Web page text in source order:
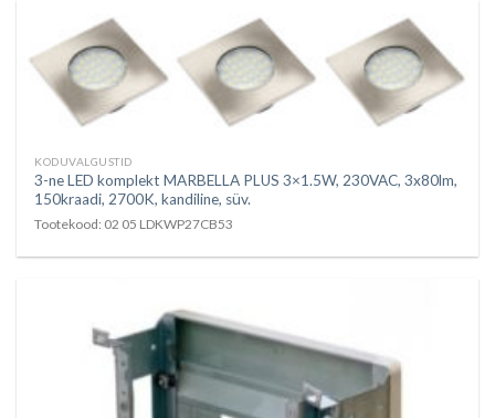
KODUVALGUSTID
3-ne LED komplekt MARBELLA PLUS 3×1.5W, 230VAC, 3x80lm,
150kraadi, 2700K, kandiline, süv.
Tootekood: 02 05 LDKWP27CB53